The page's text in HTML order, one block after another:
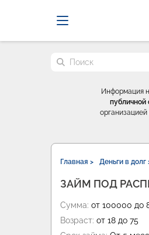
Поиск по сайту
Информация
публичной
Главная > Деньги в долг
ЗАЙМ ПОД
Сумма: от 100000 до
Возраст: от 18 до 75